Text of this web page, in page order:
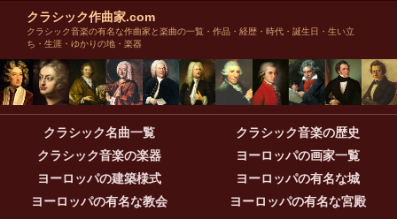
クラシック作曲家.com
クラシック音楽の有名な作曲家と楽曲の一覧・作品・経歴・時代・誕生日・生い立
ち・生涯・ゆかりの地・楽器
クラシック名曲一覧
クラシック音楽の歴史
クラシック音楽の楽器
ヨーロッパの画家一覧
ヨーロッパの建築様式
ヨーロッパの有名な城
ヨーロッパの有名な教会
ヨーロッパの有名な宮殿